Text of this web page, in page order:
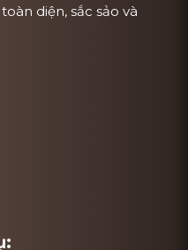
diện, sắc sảo và